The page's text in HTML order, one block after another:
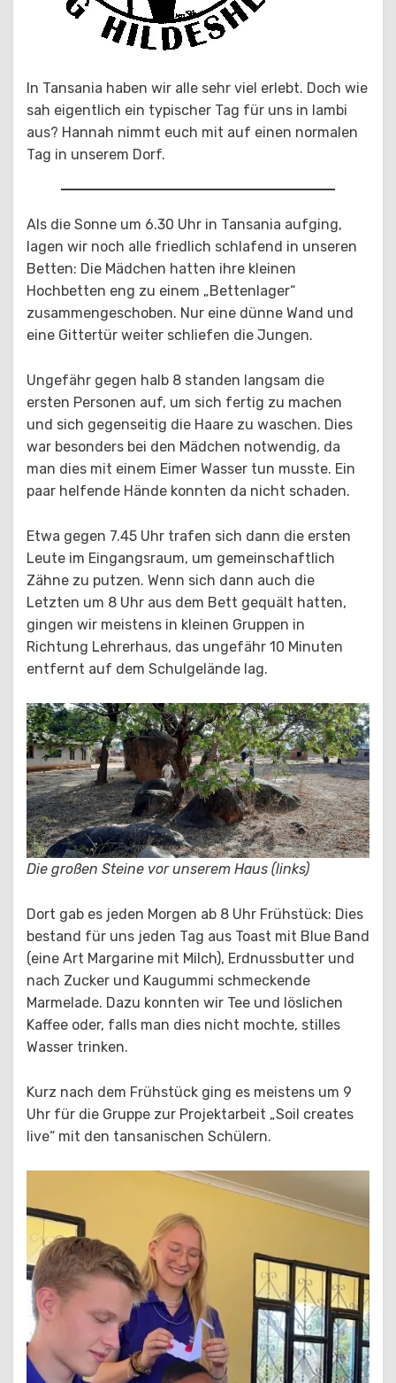
In Tansania haben wir alle sehr viel erlebt. Doch wie
sah eigentlich ein typischer Tag für uns in Iambi
aus? Hannah nimmt euch mit auf einen normalen
Tag in unserem Dorf.
Als die Sonne um 6.30 Uhr in Tansania aufging,
lagen wir noch alle friedlich schlafend in unseren
Betten: Die Mädchen hatten ihre kleinen
Hochbetten eng zu einem „Bettenlager“
zusammengeschoben. Nur eine dünne Wand und
eine Gittertür weiter schliefen die Jungen.
Ungefähr gegen halb 8 standen langsam die
ersten Personen auf, um sich fertig zu machen
und sich gegenseitig die Haare zu waschen. Dies
war besonders bei den Mädchen notwendig, da
man dies mit einem Eimer Wasser tun musste. Ein
paar helfende Hände konnten da nicht schaden.
Etwa gegen 7.45 Uhr trafen sich dann die ersten
Leute im Eingangsraum, um gemeinschaftlich
Zähne zu putzen. Wenn sich dann auch die
Letzten um 8 Uhr aus dem Bett gequält hatten,
gingen wir meistens in kleinen Gruppen in
Richtung Lehrerhaus, das ungefähr 10 Minuten
entfernt auf dem Schulgelände lag.
Die großen Steine vor unserem Haus (links)
Dort gab es jeden Morgen ab 8 Uhr Frühstück: Dies
bestand für uns jeden Tag aus Toast mit Blue Band
(eine Art Margarine mit Milch), Erdnussbutter und
nach Zucker und Kaugummi schmeckende
Marmelade. Dazu konnten wir Tee und löslichen
Kaffee oder, falls man dies nicht mochte, stilles
Wasser trinken.
Kurz nach dem Frühstück ging es meistens um 9
Uhr für die Gruppe zur Projektarbeit „Soil creates
live“ mit den tansanischen Schülern.